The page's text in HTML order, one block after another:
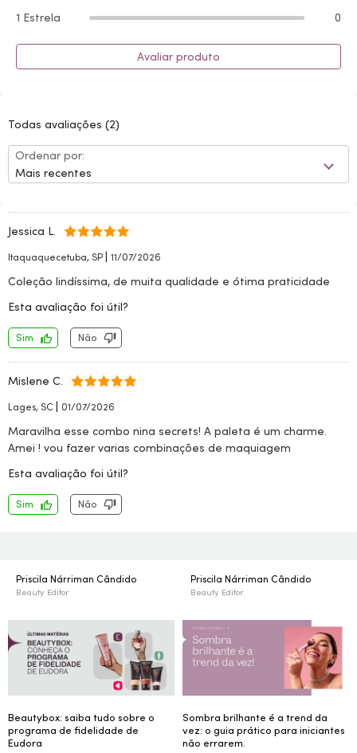
1 Estrela
0
Avaliar produto
Todas avaliações (2)
Ordenar por:
Mais recentes
Jessica L.
Itaquaquecetuba, SP | 11/07/2026
Coleção lindíssima, de muita qualidade e ótima praticidade
Esta avaliação foi útil?
Sim Não
Mislene C.
Lages, SC | 01/07/2026
Maravilha esse combo nina secrets! A paleta é um charme.
Amei ! vou fazer varias combinações de maquiagem
Esta avaliação foi útil?
Sim Não
Priscila Nárriman Cândido
Beauty Editor
Beautybox: saiba tudo sobre o
programa de fidelidade de
Eudora
Priscila Nárriman Cândido
Beauty Editor
Sombra brilhante é a trend da
vez: o guia prático para iniciantes
não errarem.